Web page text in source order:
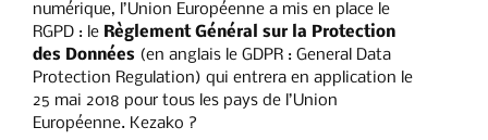
numérique, l’Union Européenne a mis en place le
RGPD : le Règlement Général sur la Protection
des Données (en anglais le GDPR : General Data
Protection Regulation) qui entrera en application le
25 mai 2018 pour tous les pays de l’Union
Européenne. Kezako ?